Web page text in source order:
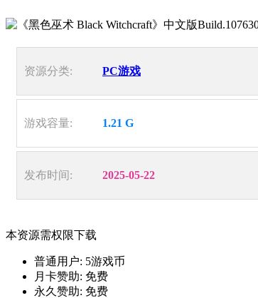
资源分类: PC游戏
游戏容量: 1.21 G
发布时间: 2025-05-22
本资源需权限下载
普通用户: 5游戏币
月卡赞助: 免费
永久赞助: 免费